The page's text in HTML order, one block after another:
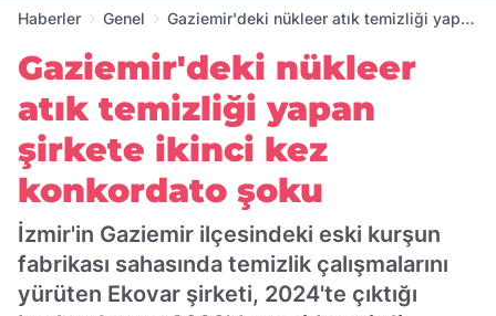
Haberler Genel
Gaziemir'deki nükleer atık temizliği yapan
Gaziemir'deki nükleer
atık temizliği yapan
şirkete ikinci kez
konkordato şoku
İzmir'in Gaziemir ilçesindeki eski kurşun
fabrikası sahasında temizlik çalışmalarını
yürüten Ekovar şirketi, 2024'te çıktığı